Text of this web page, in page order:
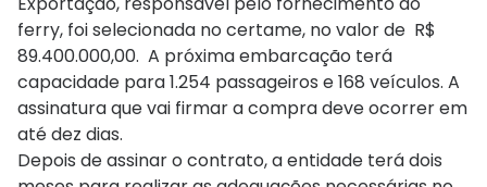
ferry, foi selecionada no certame, no valor de R$
89.400.000,00. A próxima embarcação terá
capacidade para 1.254 passageiros e 168 veículos. A
assinatura que vai firmar a compra deve ocorrer em
até dez dias.
Depois de assinar o contrato, a entidade terá dois